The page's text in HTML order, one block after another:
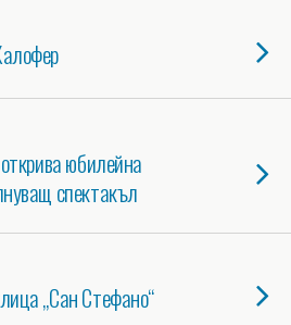
юбилейна
спектакъл
„Сан Стефано“